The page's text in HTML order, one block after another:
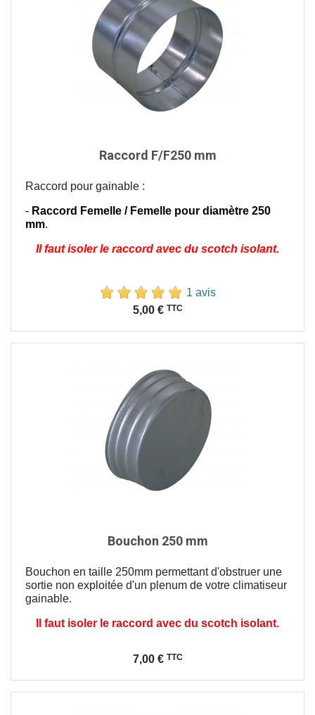
Raccord F/F250 mm
Raccord pour gainable :
- Raccord Femelle / Femelle pour diamètre 250
mm.
Il faut isoler le raccord avec du scotch isolant.
1 avis
5,00 € TTC
Bouchon 250 mm
Bouchon en taille 250mm permettant d'obstruer une
sortie non exploitée d'un plenum de votre climatiseur
gainable.
Il faut isoler le raccord avec du scotch isolant.
7,00 € TTC